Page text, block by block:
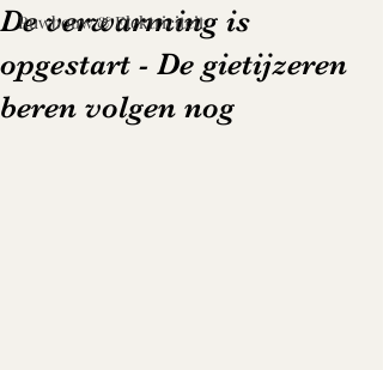
Ruwbouw & Elektriciteit
De verwarming is
opgestart - De gietijzeren
beren volgen nog